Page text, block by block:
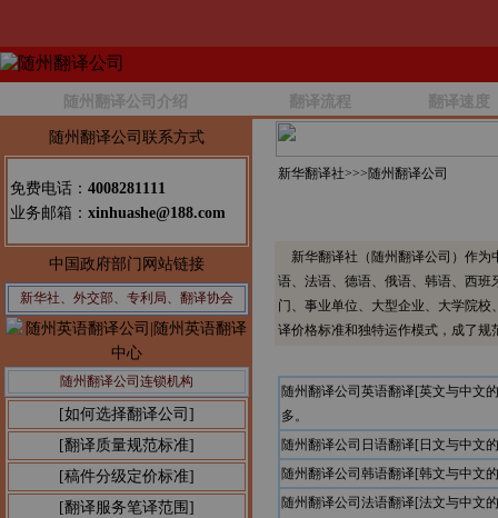
随州翻译公司介绍 翻译流程 翻译速度
随州翻译公司联系方式
免费电话： 4008281111
业务邮箱： xinhuashe@188.com
中国政府部门网站链接
新华社、外交部、专利局、翻译协会
随州翻译公司连锁机构
[如何选择翻译公司]
[翻译质量规范标准]
[稿件分级定价标准]
[翻译服务笔译范围]
新华翻译社>>>随州翻译公司
新华翻译社（随州翻译公司）作为
语、法语、德语、俄语、韩语、西
门、事业单位、大型企业、大学院
译价格标准和独特运作模式，成了
随州翻译公司英语翻译[英文与中文
多。
随州翻译公司日语翻译[日文与中文
随州翻译公司韩语翻译[韩文与中文
随州翻译公司法语翻译[法文与中文